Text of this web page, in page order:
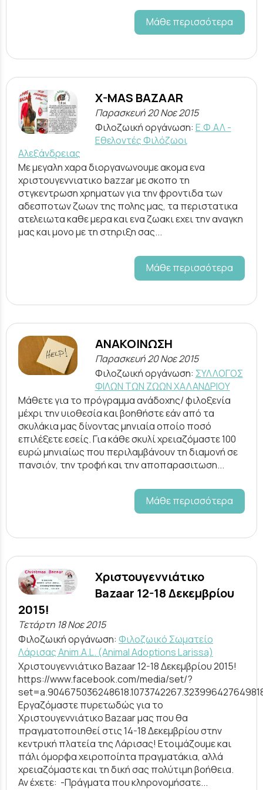
Μάθε περισσότερα
X-MAS BAZAAR
Παρασκευή 20 Νοε 2015
Φιλοζωική οργάνωση: Ε.Φ.ΑΛ -
Εθελοντές Φιλόζωοι
Αλεξάνδρειας
Mε μεγαλη χαρα διοργανωνουμε ακομα ενα
χριστουγεννιατικο bazzar με σκοπο τη
στγκεντρωση χρηματων για την φροντιδα των
αδεσποτων ζωων της πολης μας, τα περιστατικα
ατελειωτα καθε μερα και ενα ζωακι εχει την αναγκη
μας και μονο με τη στηριξη σας...
Μάθε περισσότερα
ΑΝΑΚΟΙΝΩΣΗ
Παρασκευή 20 Νοε 2015
Φιλοζωική οργάνωση: ΣΥΛΛΟΓΟΣ
ΦΙΛΩΝ ΤΩΝ ΖΩΩΝ ΧΑΛΑΝΔΡΙΟΥ
Μάθετε για το πρόγραμμα ανάδοχης/ φιλοξενία
μέχρι την υιοθεσία και βοηθήστε εάν από τα
σκυλάκια μας δίνοντας μηνιαία οποίο ποσό
επιλέξετε εσείς. Για κάθε σκυλί χρειαζόμαστε 100
ευρώ μηνιαίως που περιλαμβάνουν τη διαμονή σε
πανσιόν, την τροφή και την αποπαρασιτωση...
Μάθε περισσότερα
Χριστουγεννιάτικο
Bazaar 12-18 Δεκεμβρίου
2015!
Τετάρτη 18 Νοε 2015
Φιλοζωική οργάνωση: Φιλοζωικό Σωματείο
Λάρισας Anim.A.L. (Animal Adoptions Larissa)
Χριστουγεννιάτικο Bazaar 12-18 Δεκεμβρίου 2015!
https://www.facebook.com/media/set/?
Εργαζόμαστε πυρετωδώς για το
Χριστουγεννιάτικο Bazaar μας που θα
πραγματοποιηθεί στις 14-18 Δεκεμβρίου στην
κεντρική πλατεία της Λάρισας! Ετοιμάζουμε και
πάλι όμορφα χειροποίητα πραγματάκια, αλλά
χρειαζόμαστε και τη δική σας πολύτιμη βοήθεια.
Αν έχετε: -Πράγματα που κληρονομήσατε...